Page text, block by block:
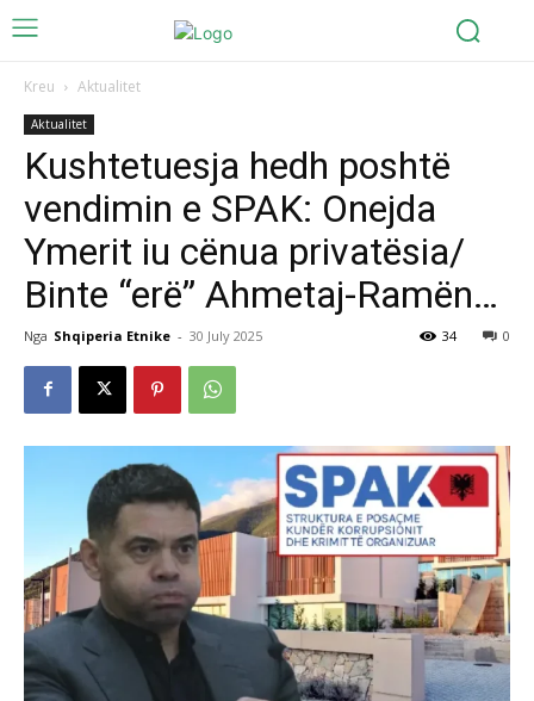
Kreu Aktualitet
Aktualitet
Kushtetuesja hedh poshtë
vendimin e SPAK: Onejda
Ymerit iu cënua privatësia/
Binte “erë” Ahmetaj-Ramën…
Nga Shqiperia Etnike - 30 July 2025 0
34